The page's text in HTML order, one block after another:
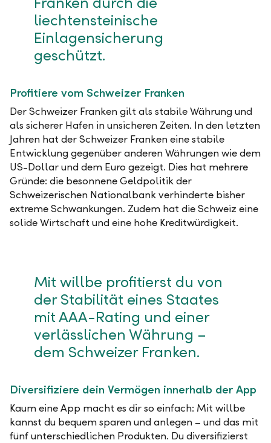
liechtensteinische
Einlagensicherung
geschützt.
Profitiere vom Schweizer Franken
Der Schweizer Franken gilt als stabile Währung und
als sicherer Hafen in unsicheren Zeiten. In den letzten
Jahren hat der Schweizer Franken eine stabile
Entwicklung gegenüber anderen Währungen wie dem
US-Dollar und dem Euro gezeigt. Dies hat mehrere
Gründe: die besonnene Geldpolitik der
Schweizerischen Nationalbank verhinderte bisher
extreme Schwankungen. Zudem hat die Schweiz eine
solide Wirtschaft und eine hohe Kreditwürdigkeit.
Mit willbe profitierst du von
der Stabilität eines Staates
mit AAA-Rating und einer
verlässlichen Währung –
dem Schweizer Franken.
Diversifiziere dein Vermögen innerhalb der App
Kaum eine App macht es dir so einfach: Mit willbe
kannst du bequem sparen und anlegen – und das mit
fünf unterschiedlichen Produkten. Du diversifizierst